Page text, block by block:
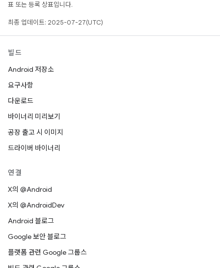
표 또는 등록 상표입니다.
최종 업데이트: 2025-07-27(UTC)
빌드
Android 저장소
요구사항
다운로드
바이너리 미리보기
공장 출고 시 이미지
드라이버 바이너리
연결
X의 @Android
X의 @AndroidDev
Android 블로그
Google 보안 블로그
플랫폼 관련 Google 그룹스